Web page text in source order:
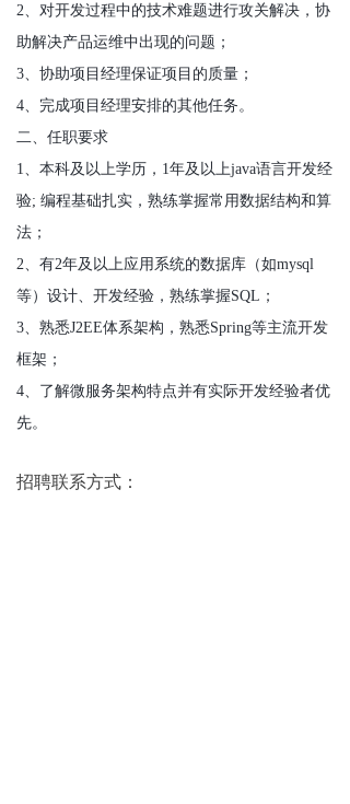
2、对开发过程中的技术难题进行攻关解决，协
助解决产品运维中出现的问题；
3、协助项目经理保证项目的质量；
4、完成项目经理安排的其他任务。
二、任职要求
1、本科及以上学历，1年及以上java语言开发经
验; 编程基础扎实，熟练掌握常用数据结构和算
法；
2、有2年及以上应用系统的数据库（如mysql
等）设计、开发经验，熟练掌握SQL；
3、熟悉J2EE体系架构，熟悉Spring等主流开发
框架；
4、了解微服务架构特点并有实际开发经验者优
先。
招聘联系方式：